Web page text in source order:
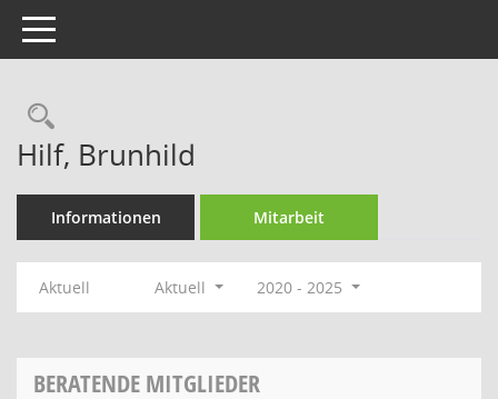
Toggle navigation
Rechercheauswahl
Hilf, Brunhild
Informationen Mitarbeit
Aktuell Aktuell 2020 - 2025
BERATENDE MITGLIEDER